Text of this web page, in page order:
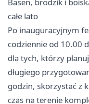
całe lato
Po inauguracyjnym
codziennie od 10.00
dla tych, którzy
długiego
godzin, skorzystać z
czas na terenie